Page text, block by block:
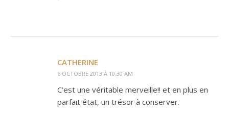
CATHERINE
6 OCTOBRE 2013 À 10:30 AM
C’est une véritable merveille!! et en plus en
parfait état, un trésor à conserver.